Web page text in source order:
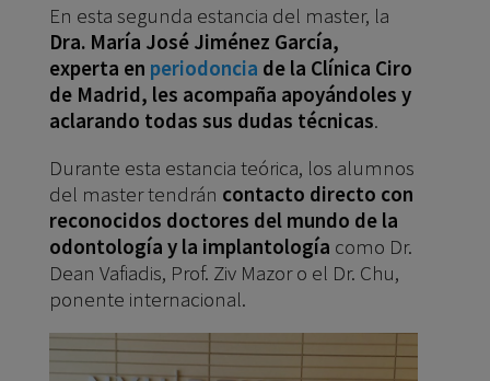
En esta segunda estancia del master, la
Dra. María José Jiménez García,
experta en periodoncia de la Clínica Ciro
de Madrid, les acompaña apoyándoles y
aclarando todas sus dudas técnicas.
Durante esta estancia teórica, los alumnos
del master tendrán contacto directo con
reconocidos doctores del mundo de la
odontología y la implantología como Dr.
Dean Vafiadis, Prof. Ziv Mazor o el Dr. Chu,
ponente internacional.